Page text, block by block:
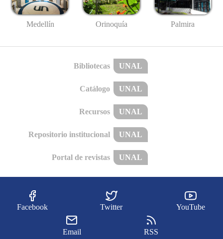
Medellín Orinoquía Palmira
Bibliotecas UNAL
Catálogo UNAL
Recursos UNAL
Repositorio institucional UNAL
Portal de revistas UNAL
Facebook Twitter YouTube
Email RSS